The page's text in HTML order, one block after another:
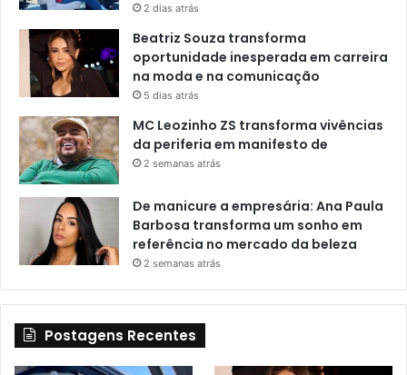
2 dias atrás
Beatriz Souza transforma
oportunidade inesperada em carreira
na moda e na comunicação
5 dias atrás
MC Leozinho ZS transforma vivências
da periferia em manifesto de
2 semanas atrás
De manicure a empresária: Ana Paula
Barbosa transforma um sonho em
referência no mercado da beleza
2 semanas atrás
Postagens Recentes